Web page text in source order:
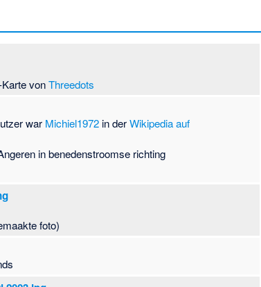
Karte vonThreedots
war Michiel1972 in derWikipedia auf
in benedenstroomse richting
foto)